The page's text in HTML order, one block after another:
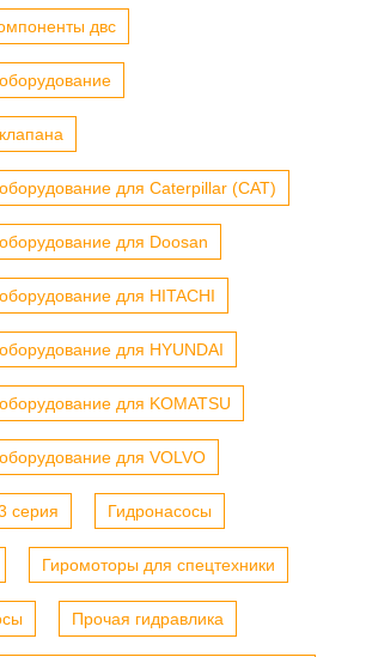
двс
для Caterpillar (CAT)
для Doosan
для HITACHI
для HYUNDAI
для KOMATSU
для VOLVO
серия Гидронасосы
Гиромоторы для спецтехники
Прочая гидравлика